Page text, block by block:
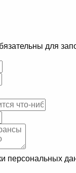
для
персональных